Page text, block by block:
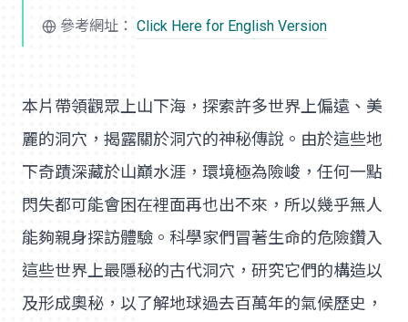
參考網址： Click Here for English Version
本片帶領觀眾上山下海，探索許多世界上偏遠、美
麗的洞穴，揭露關於洞穴的神秘傳說。由於這些地
下奇蹟深藏於山巔水涯，環境極為險峻，任何一點
閃失都可能會困在裡面再也出不來，所以幾乎無人
能夠親身探訪體驗。科學家們冒著生命的危險鑽入
這些世界上最隱秘的古代洞穴，研究它們的構造以
及形成奧秘，以了解地球過去百萬年的氣候歷史，